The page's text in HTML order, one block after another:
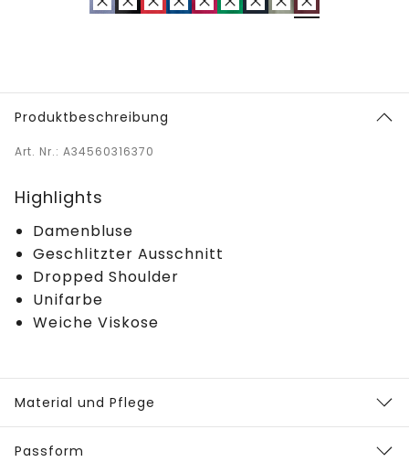
Produktbeschreibung
Art. Nr.: A34560316370
Highlights
Damenbluse
Geschlitzter Ausschnitt
Dropped Shoulder
Unifarbe
Weiche Viskose
Material und Pflege
Passform